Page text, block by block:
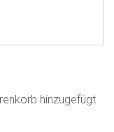
hinzugefügt